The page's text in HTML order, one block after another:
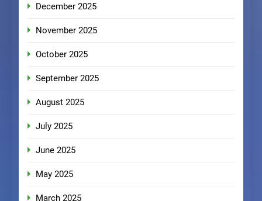
December 2025
November 2025
October 2025
September 2025
August 2025
July 2025
June 2025
May 2025
March 2025